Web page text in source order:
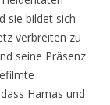
sie bildet sich
verbreiten zu
seine Präsenz
Hamas und